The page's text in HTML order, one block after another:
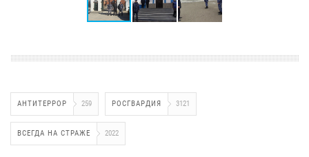
АНТИТЕРРОР 259 РОСГВАРДИЯ 3121
ВСЕГДА НА СТРАЖЕ 2022